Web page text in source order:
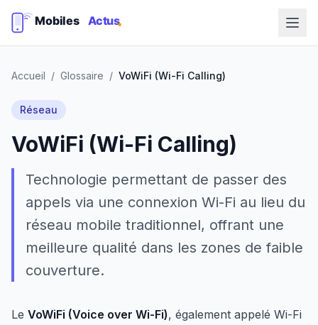
Accueil / Glossaire / VoWiFi (Wi-Fi Calling)
Réseau
VoWiFi (Wi-Fi Calling)
Technologie permettant de passer des
appels via une connexion Wi-Fi au lieu du
réseau mobile traditionnel, offrant une
meilleure qualité dans les zones de faible
couverture.
Le VoWiFi (Voice over Wi-Fi), également appelé Wi-Fi